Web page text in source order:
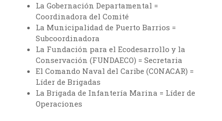
La Gobernación Departamental =
Coordinadora del Comité
La Municipalidad de Puerto Barrios =
Subcoordinadora
La Fundación para el Ecodesarrollo y la
Conservación (FUNDAECO) = Secretaria
El Comando Naval del Caribe (CONACAR) =
Líder de Brigadas
La Brigada de Infantería Marina = Líder de
Operaciones